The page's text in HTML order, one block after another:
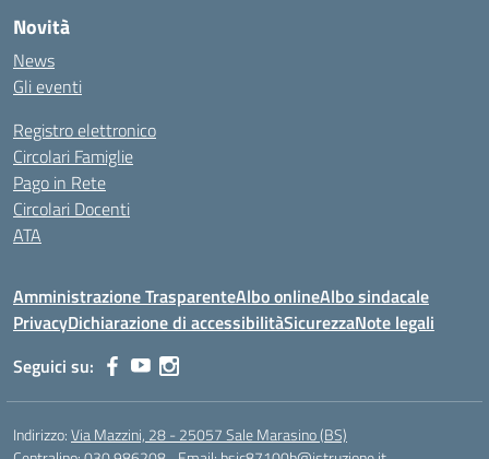
Novità
News
Gli eventi
Registro elettronico
Circolari Famiglie
Pago in Rete
Circolari Docenti
ATA
Amministrazione TrasparenteAlbo onlineAlbo sindacale
PrivacyDichiarazione di accessibilitàSicurezzaNote legali
Seguici su:
Indirizzo:Via Mazzini, 28 - 25057 Sale Marasino (BS)